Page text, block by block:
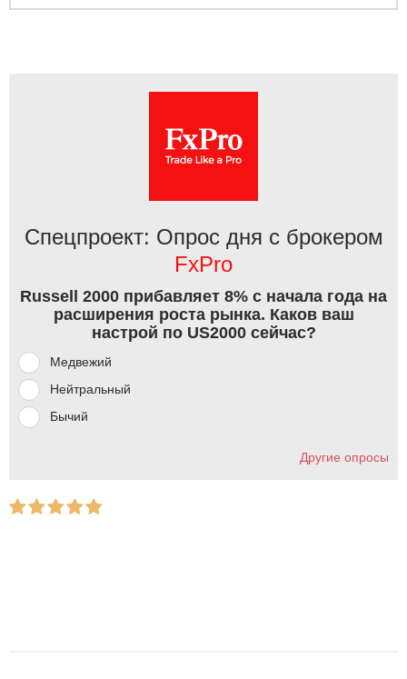
Спецпроект: Опрос дня с брокером
FxPro
Russell 2000 прибавляет 8% с начала года на
расширения роста рынка. Каков ваш
настрой по US2000 сейчас?
Медвежий
Нейтральный
Бычий
Другие опросы